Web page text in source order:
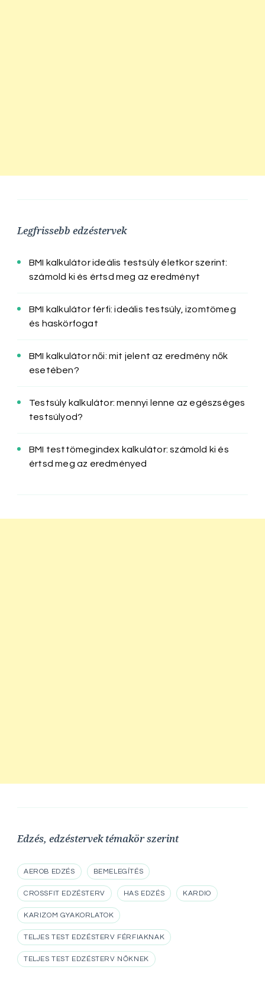
Legfrissebb edzéstervek
BMI kalkulátor ideális testsúly életkor szerint:
számold ki és értsd meg az eredményt
BMI kalkulátor férfi: ideális testsúly, izomtömeg
és haskörfogat
BMI kalkulátor női: mit jelent az eredmény nők
esetében?
Testsúly kalkulátor: mennyi lenne az egészséges
testsúlyod?
BMI testtömegindex kalkulátor: számold ki és
értsd meg az eredményed
Edzés, edzéstervek témakör szerint
AEROB EDZÉS BEMELEGÍTÉS
CROSSFIT EDZÉSTERV HAS EDZÉS KARDIO
KARIZOM GYAKORLATOK
TELJES TEST EDZÉSTERV FÉRFIAKNAK
TELJES TEST EDZÉSTERV NŐKNEK